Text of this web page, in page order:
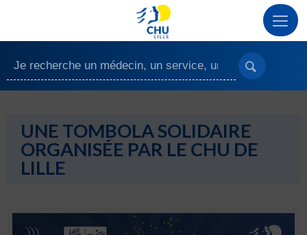
UNE TOMBOLA SOLIDAIRE
ORGANISÉE PAR LE CHU DE
LILLE